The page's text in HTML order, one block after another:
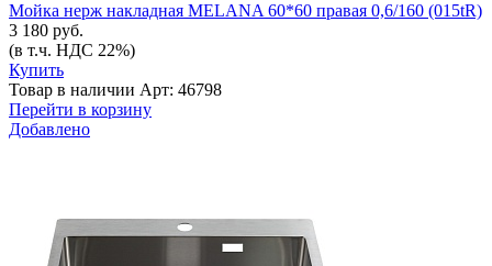
Мойка нерж накладная MELANA 60*60 правая 0,6/160 (015tR)
3 180 руб.
(в т.ч. НДС 22%)
Купить
Товар в наличии Арт: 46798
Перейти в корзину
Добавлено